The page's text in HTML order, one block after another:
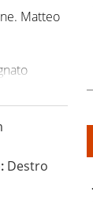
Matteo
Destro